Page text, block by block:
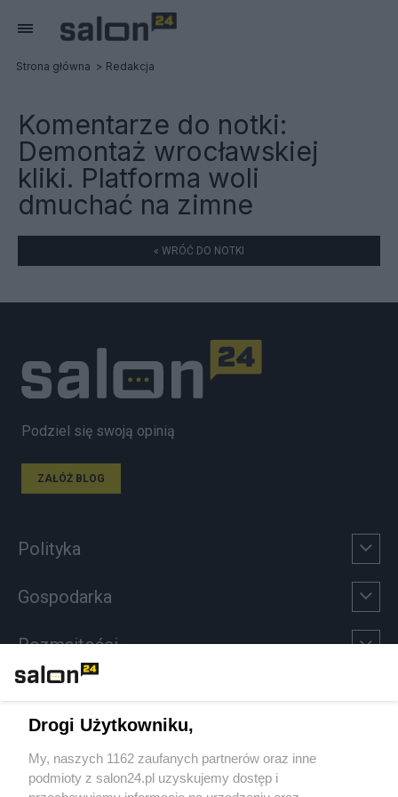
Strona główna Redakcja
Komentarze do notki:
Demontaż wrocławskiej
kliki. Platforma woli
dmuchać na zimne
« WRÓĆ DO NOTKI
Podziel się swoją opinią
ZAŁÓŻ BLOG
Polityka
Gospodarka
Rozmaitości
Sport
Społeczeństwo
Drogi Użytkowniku,
My, naszych 1162 zaufanych partnerów oraz inne
podmioty z salon24.pl uzyskujemy dostęp i